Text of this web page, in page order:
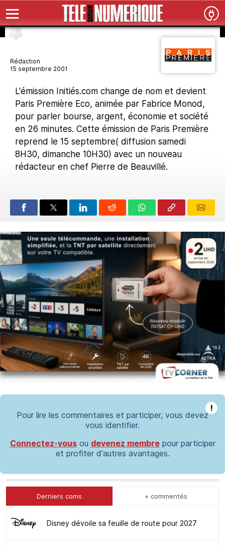
Rédaction
15 septembre 2001
L'émission Initiés.com change de nom et devient
Paris Première Eco, animée par Fabrice Monod,
pour parler bourse, argent, économie et société
en 26 minutes. Cette émission de Paris Première
reprend le 15 septembre( diffusion samedi
8H30, dimanche 10H30) avec un nouveau
rédacteur en chef Pierre de Beauvillé.
!
Pour lire les commentaires et participer, vous devez
vous identifier.
Connectez-vousou devenez membrepour participer
et profiter d'autres avantages.
Derniers coms + commentés
Disney dévoile sa feuille de route pour 2027